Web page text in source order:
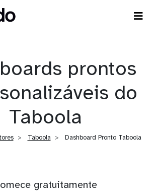
prontos
do
Taboola
Taboola Dashboard Pronto Taboola
gratuitamente